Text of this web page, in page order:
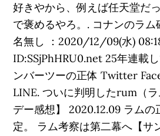
好きやから、例えば任天堂だ
で褒めるやろ。. コナンのラム
名無し ：2020/12/09(水)
ID:SSjPhHRU0.net 25年連載
ンバーツーの正体 Twitter
LINE. ついに判明したrum（
デー感想】 2020.12.09 ラムの
定。 ラム考察は第二幕へ【サ